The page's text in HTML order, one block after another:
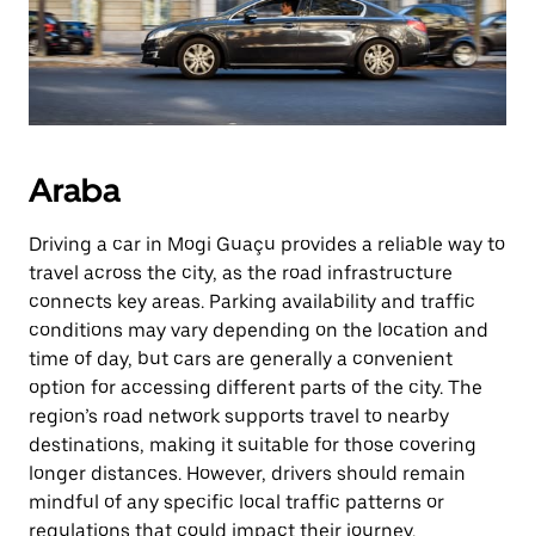
Araba
Driving a car in Mogi Guaçu provides a reliable way to
travel across the city, as the road infrastructure
connects key areas. Parking availability and traffic
conditions may vary depending on the location and
time of day, but cars are generally a convenient
option for accessing different parts of the city. The
region’s road network supports travel to nearby
destinations, making it suitable for those covering
longer distances. However, drivers should remain
mindful of any specific local traffic patterns or
regulations that could impact their journey.